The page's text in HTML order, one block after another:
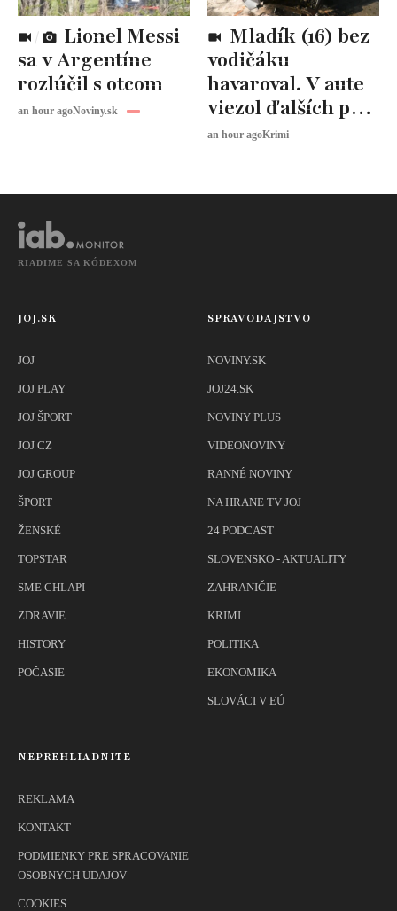
sa v Argentíne
rozlúčil s otcom
an hour agoNoviny.sk
vodičáku
havaroval. V aute
viezol ďalších päť
ľudí
an hour agoKrimi
RIADIME SA KÓDEXOM
JOJ.SK
JOJ
JOJ PLAY
JOJ ŠPORT
JOJ CZ
JOJ GROUP
ŠPORT
ŽENSKÉ
TOPSTAR
SME CHLAPI
ZDRAVIE
HISTORY
POČASIE
SPRAVODAJSTVO
NOVINY.SK
JOJ24.SK
NOVINY PLUS
VIDEONOVINY
RANNÉ NOVINY
NA HRANE TV JOJ
24 PODCAST
SLOVENSKO - AKTUALITY
ZAHRANIČIE
KRIMI
POLITIKA
EKONOMIKA
SLOVÁCI V EÚ
NEPREHLIADNITE
REKLAMA
KONTAKT
PODMIENKY PRE SPRACOVANIE
OSOBNYCH UDAJOV
COOKIES